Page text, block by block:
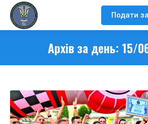
Подати
Архів за день: 15/